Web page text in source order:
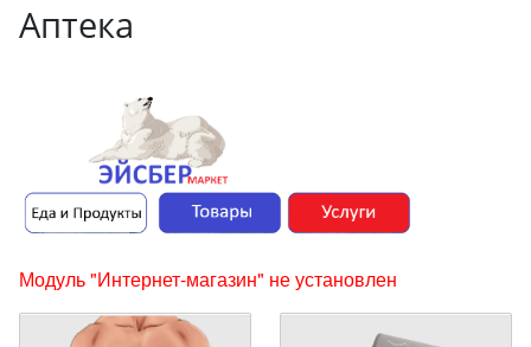
Аптека
Модуль "Интернет-магазин" не установлен